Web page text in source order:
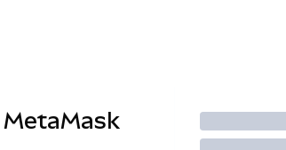
MetaMask Operar